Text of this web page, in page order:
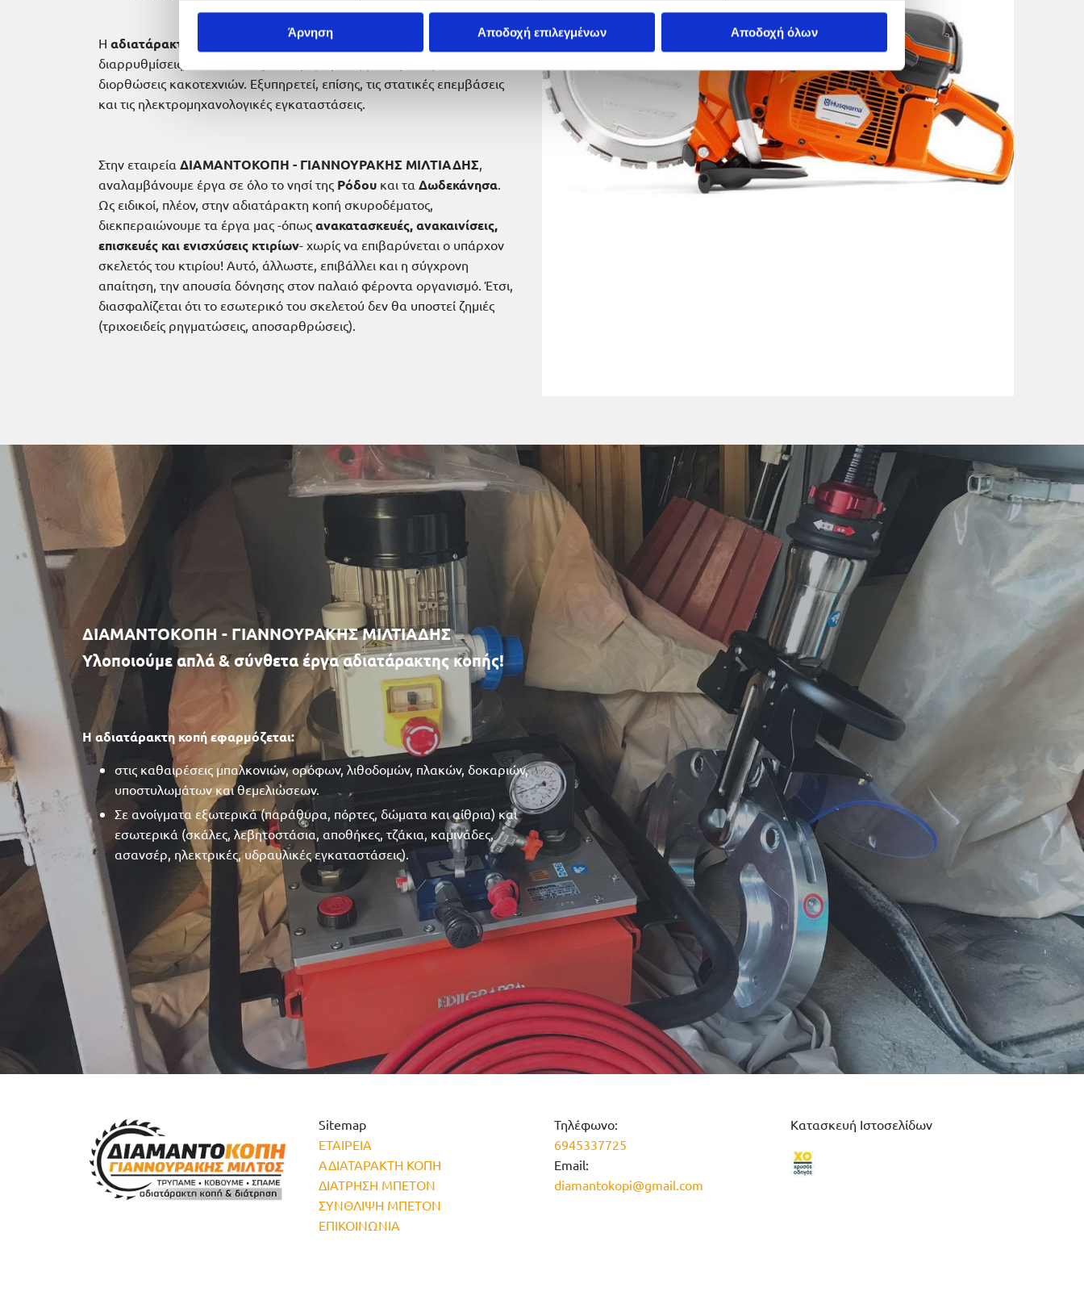
Άρνηση Αποδοχή επιλεγμένων Αποδοχή όλων
Η αδιατάρακτη κοπή
, ως τεχνική, ενδείκνυται για αρχιτεκτονικές
διαρρυθμίσεις, ανακαινίσεις, αλλαγές όψεων, μετατροπές και
διορθώσεις κακοτεχνιών. Εξυπηρετεί, επίσης, τις στατικές επεμβάσεις
και τις ηλεκτρομηχανολογικές εγκαταστάσεις.
Στην εταιρεία ΔΙΑΜΑΝΤΟΚΟΠΗ - ΓΙΑΝΝΟΥΡΑΚΗΣ ΜΙΛΤΙΑΔΗΣ,
αναλαμβάνουμε έργα σε όλο το νησί της Ρόδου και τα Δωδεκάνησα.
Ως ειδικοί, πλέον, στην αδιατάρακτη κοπή σκυροδέματος,
διεκπεραιώνουμε τα έργα μας -όπως ανακατασκευές, ανακαινίσεις,
επισκευές και ενισχύσεις κτιρίων- χωρίς να επιβαρύνεται ο υπάρχον
σκελετός του κτιρίου! Αυτό, άλλωστε, επιβάλλει και η σύγχρονη
απαίτηση, την απουσία δόνησης στον παλαιό φέροντα οργανισμό. Έτσι,
διασφαλίζεται ότι το εσωτερικό του σκελετού δεν θα υποστεί ζημιές
(τριχοειδείς ρηγματώσεις, αποσαρθρώσεις).
ΔΙΑΜΑΝΤΟΚΟΠΗ - ΓΙΑΝΝΟΥΡΑΚΗΣ ΜΙΛΤΙΑΔΗΣ
Υλοποιούμε απλά & σύνθετα έργα αδιατάρακτης κοπής!
Η αδιατάρακτη κοπή εφαρμόζεται:
στις καθαιρέσεις μπαλκονιών, ορόφων, λιθοδομών, πλακών, δοκαριών,
υποστυλωμάτων και θεμελιώσεων.
Σε ανοίγματα εξωτερικά (παράθυρα, πόρτες, δώματα και αίθρια) και
εσωτερικά (σκάλες, λεβητοστάσια, αποθήκες, τζάκια, καμινάδες,
ασανσέρ, ηλεκτρικές, υδραυλικές εγκαταστάσεις).
Sitemap
ΕΤΑΙΡΕΙΑ
ΑΔΙΑΤΑΡΑΚΤΗ ΚΟΠΗ
ΔΙΑΤΡΗΣΗ ΜΠΕΤΟΝ
ΣΥΝΘΛΙΨΗ ΜΠΕΤΟΝ
ΕΠΙΚΟΙΝΩΝΙΑ
Τηλέφωνο:
6945337725
Email:
diamantokopi@gmail.com
Κατασκευή Ιστοσελίδων